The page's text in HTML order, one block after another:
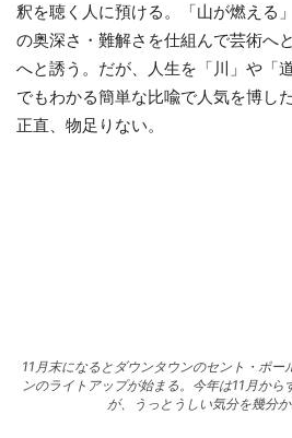
釈を聴く人に預ける。「山が燃える
の奥深さ・難解さを仕組んで芸術へ
へと誘う。だが、人生を「川」や「
でもわかる簡単な比喩で人気を博し
正直、物足りない。
11月末になるとダウンタウンのセント・ポ
ンのライトアップが始まる。今年は11月か
が、うっとうしい気分を幾分